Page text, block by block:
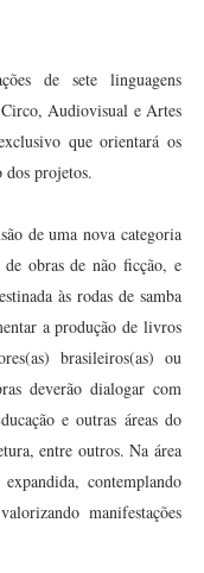
de sete linguagens
Audiovisual e Artes
que orientará os
dos projetos.
de uma nova categoria
obras de não ficção, e
às rodas de samba
a produção de livros
brasileiros(as) ou
deverão dialogar com
e outras áreas do
entre outros. Na área
contemplando
manifestações